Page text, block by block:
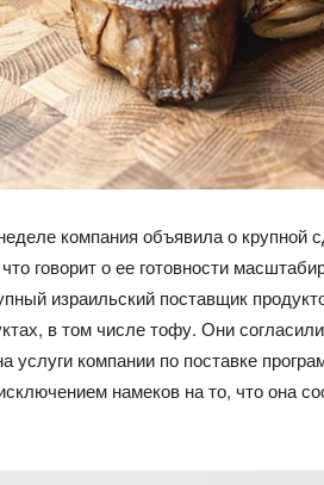
компания объявила о крупной
говорит о ее готовности
израильский поставщик
в том числе тофу. Они
услуги компании по поставке
намеков на то, что она